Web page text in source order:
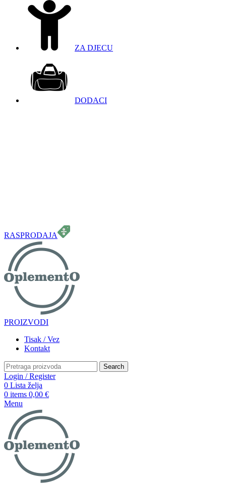
ZA DJECU
DODACI
RASPRODAJA
PROIZVODI
Tisak / Vez
Kontakt
Search
Login / Register
0 Lista želja
0 items 0,00 €
Menu